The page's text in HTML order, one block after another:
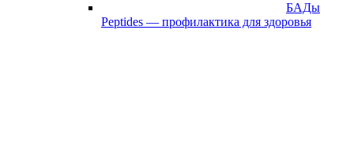
БАДы
Peptides — профилактика для здоровья